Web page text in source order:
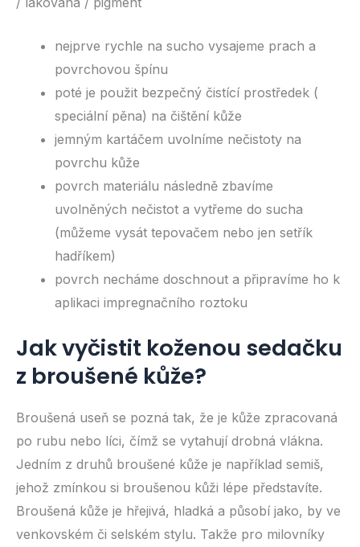
nejprve rychle na sucho vysajeme prach a
povrchovou špínu
poté je použit bezpečný čistící prostředek (
speciální pěna) na čištění kůže
jemným kartáčem uvolníme nečistoty na
povrchu kůže
povrch materiálu následně zbavíme
uvolněných nečistot a vytřeme do sucha
(můžeme vysát tepovačem nebo jen setřík
hadříkem)
povrch necháme doschnout a připravíme ho k
aplikaci impregnačního roztoku
Jak vyčistit koženou sedačku
z broušené kůže?
Broušená useň se pozná tak, že je kůže zpracovaná
po rubu nebo líci, čímž se vytahují drobná vlákna.
Jedním z druhů broušené kůže je například semiš,
jehož zmínkou si broušenou kůži lépe představíte.
Broušená kůže je hřejivá, hladká a působí jako, by ve
venkovském či selském stylu. Takže pro milovníky